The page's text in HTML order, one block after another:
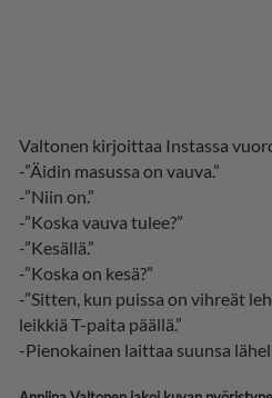
Valtonen kirjoittaa Instassa
-”Äidin masussa on vauva.”
-”Niin on.”
-”Koska vauva tulee?”
-”Kesällä.”
-”Koska on kesä?”
-”Sitten, kun puissa on vihreät
leikkiä T-paita päällä.”
-Pienokainen laittaa suunsa